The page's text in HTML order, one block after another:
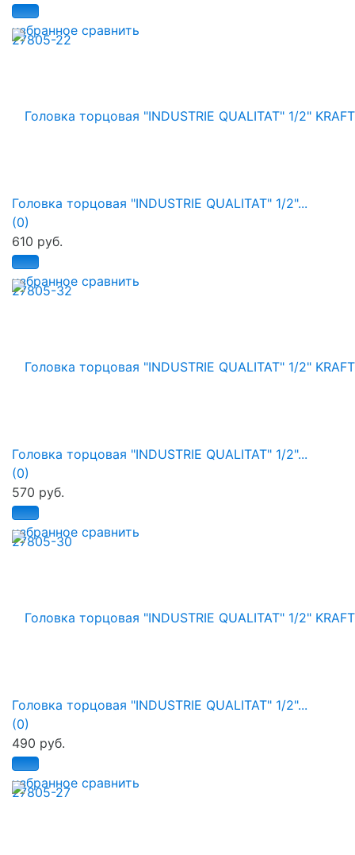
избранное сравнить
избранное сравнить
Головка торцовая "INDUSTRIE QUALITAT" 1/2"...
(0)
610 руб.
избранное сравнить
Головка торцовая "INDUSTRIE QUALITAT" 1/2"...
(0)
570 руб.
избранное сравнить
Головка торцовая "INDUSTRIE QUALITAT" 1/2"...
(0)
490 руб.